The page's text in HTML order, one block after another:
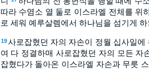
따라 수염소 열 둘로 이스라엘 전체를 위
로 세워 예루살렘에서 하나님을 섬기게
19 사로잡혔던 자의 자손이 정월 십사일에
여 다 정결하매 사로잡혔던 자의 모든 자
잡혔다가 돌아온 이스라엘 자손과 무릇